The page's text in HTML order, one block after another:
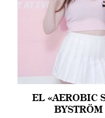
EL «AEROBIC